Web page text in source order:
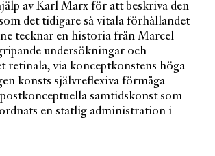
av Karl Marx för att beskriva den
det tidigare så vitala förhållandet
tecknar en historia från Marcel
undersökningar och
retinala, via konceptkonstens höga
konsts självreflexiva förmåga
samtidskonst som
en statlig administration i